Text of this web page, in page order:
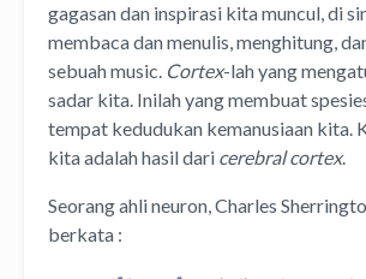
gagasan dan inspirasi kita muncul, di
membaca dan menulis, menghitung,
sebuah music. Cortex-lah yang
sadar kita. Inilah yang membuat
tempat kedudukan kemanusiaan kita.
kita adalah hasil dari cerebral cortex.
Seorang ahli neuron, Charles
berkata :